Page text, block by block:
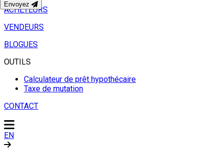
ACHETEURS
VENDEURS
BLOGUES
OUTILS
Calculateur de prêt hypothécaire
Taxe de mutation
CONTACT
EN
Envoyez